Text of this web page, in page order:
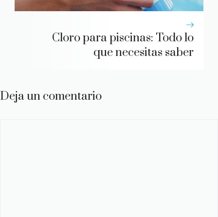
Cloro para piscinas: Todo lo
que necesitas saber
Deja un comentario